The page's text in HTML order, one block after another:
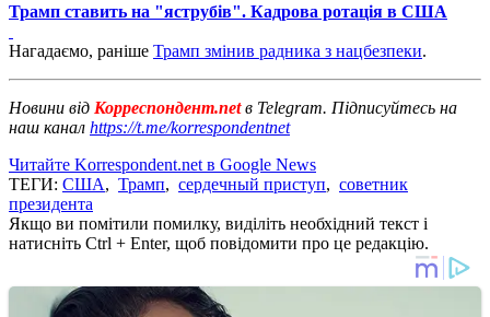
Трамп ставить на "яструбів". Кадрова ротація в США
Нагадаємо, раніше Трамп змінив радника з нацбезпеки.
Новини від Корреспондент.netв Telegram. Підписуйтесь на
наш канал https://t.me/korrespondentnet
Читайте Korrespondent.net в Google News
ТЕГИ: США, Трамп, сердечный приступ, советник
президента
Якщо ви помітили помилку, виділіть необхідний текст і
натисніть Ctrl + Enter, щоб повідомити про це редакцію.